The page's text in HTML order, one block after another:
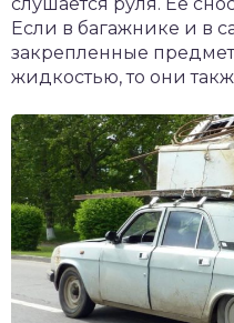
Если в багажнике и в
закрепленные
жидкостью, то они